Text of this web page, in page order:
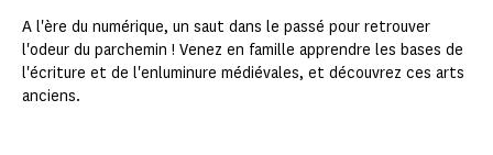
A l'ère du numérique, un saut dans le passé pour retrouver
l'odeur du parchemin ! Venez en famille apprendre les bases de
l'écriture et de l'enluminure médiévales, et découvrez ces arts
anciens.